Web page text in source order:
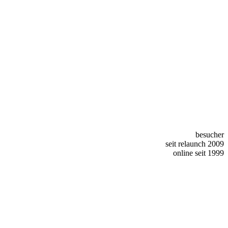
besucher
seit relaunch 2009
online seit 1999